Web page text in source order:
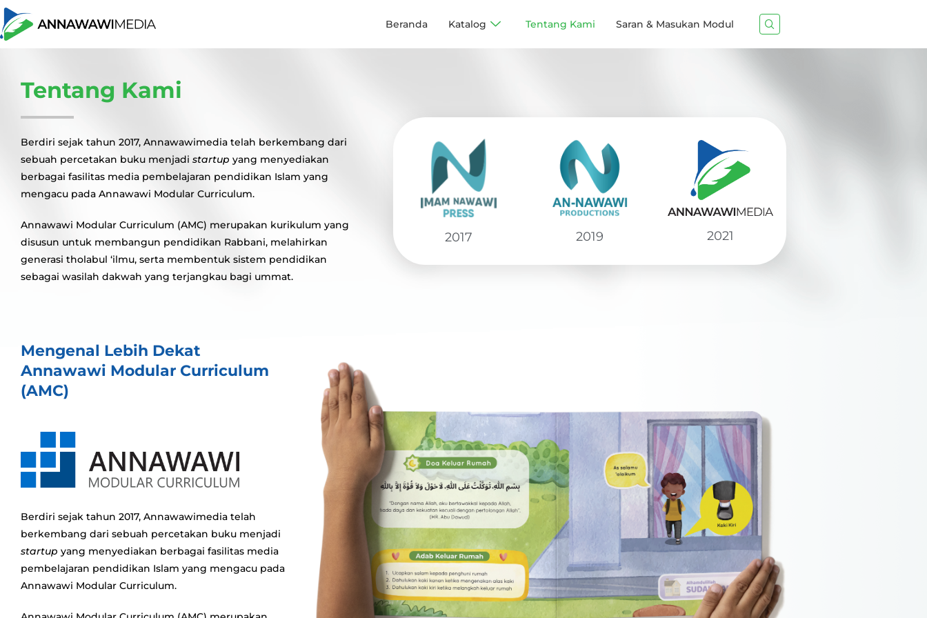
Beranda Katalog Tentang Kami Saran & Masukan Modul
Tentang Kami
Berdiri sejak tahun 2017, Annawawimedia telah berkembang dari
sebuah percetakan buku menjadi startup yang menyediakan
berbagai fasilitas media pembelajaran pendidikan Islam yang
mengacu pada Annawawi Modular Curriculum.
Annawawi Modular Curriculum (AMC) merupakan kurikulum yang
disusun untuk membangun pendidikan Rabbani, melahirkan
generasi tholabul ‘ilmu, serta membentuk sistem pendidikan
sebagai wasilah dakwah yang terjangkau bagi ummat.
2017 2019 2021
Mengenal Lebih Dekat
Annawawi Modular Curriculum
(AMC)
Berdiri sejak tahun 2017, Annawawimedia telah
berkembang dari sebuah percetakan buku menjadi
startup yang menyediakan berbagai fasilitas media
pembelajaran pendidikan Islam yang mengacu pada
Annawawi Modular Curriculum.